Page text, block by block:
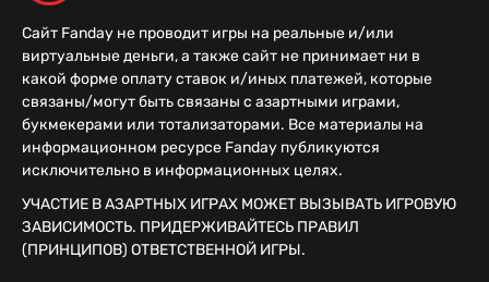
Сайт Fanday не проводит игры на реальные и/или
виртуальные деньги, а также сайт не принимает ни в
какой форме оплату ставок и/иных платежей, которые
связаны/могут быть связаны с азартными играми,
букмекерами или тотализаторами. Все материалы на
информационном ресурсе Fanday публикуются
исключительно в информационных целях.
УЧАСТИЕ В АЗАРТНЫХ ИГРАХ МОЖЕТ ВЫЗЫВАТЬ ИГРОВУЮ
ЗАВИСИМОСТЬ. ПРИДЕРЖИВАЙТЕСЬ ПРАВИЛ
(ПРИНЦИПОВ) ОТВЕТСТВЕННОЙ ИГРЫ.